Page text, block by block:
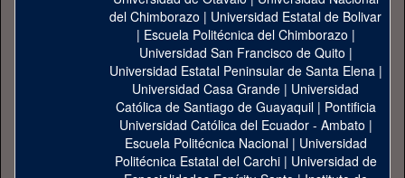
del Chimborazo | Universidad Estatal de Bolivar
| Escuela Politécnica del Chimborazo |
Universidad San Francisco de Quito |
Universidad Estatal Peninsular de Santa Elena|
Universidad Casa Grande | Universidad
Católica de Santiago de Guayaquil| Pontificia
Universidad Católica del Ecuador - Ambato |
Escuela Politécnica Nacional| Universidad
Politécnica Estatal del Carchi| Universidad de